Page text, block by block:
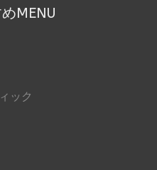
MENU
ック